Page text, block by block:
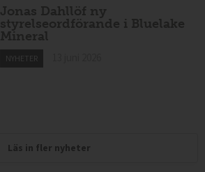
Jonas Dahllöf ny
styrelseordförande i Bluelake
Mineral
NYHETER
Läs in fler nyheter